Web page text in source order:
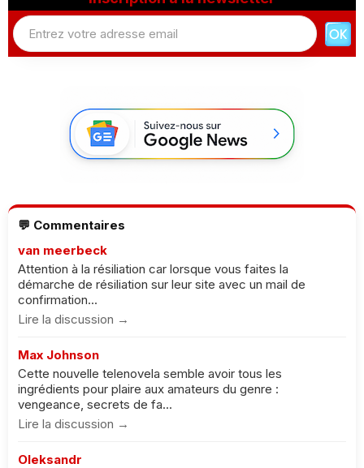
💬 Commentaires
van meerbeck
Attention à la résiliation car lorsque vous faites la
démarche de résiliation sur leur site avec un mail de
confirmation...
Lire la discussion →
Max Johnson
Cette nouvelle telenovela semble avoir tous les
ingrédients pour plaire aux amateurs du genre :
vengeance, secrets de fa...
Lire la discussion →
Oleksandr